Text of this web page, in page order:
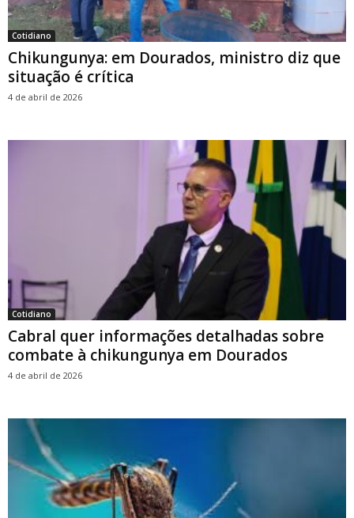
Cotidiano
Chikungunya: em Dourados, ministro diz que
situação é crítica
4 de abril de 2026
Cotidiano
Cabral quer informações detalhadas sobre
combate à chikungunya em Dourados
4 de abril de 2026